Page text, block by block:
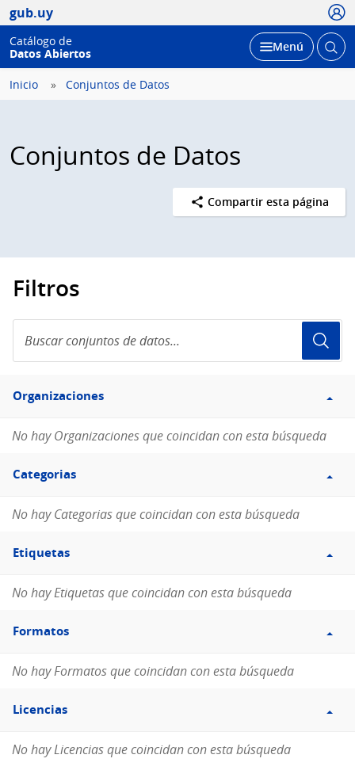
gub.uy
Catálogo de
Datos Abiertos
Desplegar
Menú Abrir
Inicio Conjuntos de Datos
Conjuntos de Datos
Compartir esta página
Filtros
conjuntos
de
Filtro
Organizaciones
Organizaciones
No hay Organizaciones que coincidan con esta búsqueda
Filtro
Categorias
Categorias
No hay Categorias que coincidan con esta búsqueda
Filtro
Etiquetas
Etiquetas
No hay Etiquetas que coincidan con esta búsqueda
Filtro
Formatos
Formatos
No hay Formatos que coincidan con esta búsqueda
Filtro
Licencias
Licencias
No hay Licencias que coincidan con esta búsqueda